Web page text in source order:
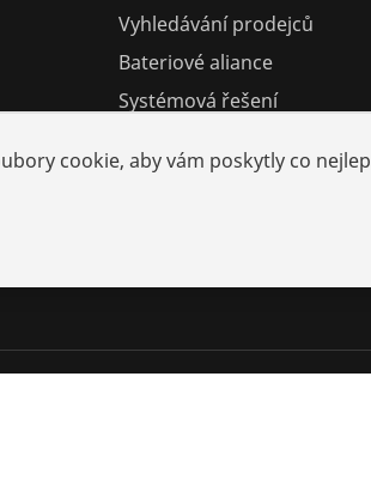
Vyhledávání prodejců
Bateriové aliance
Systémová řešení
cookie, aby vám poskytly co